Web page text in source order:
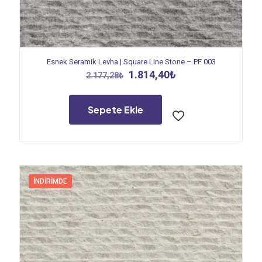
Esnek Seramik Levha | Square Line Stone – PF 003
2.177,28₺ Orijinal
2.177,28₺.
1.814,40₺
1.814,40₺.
Sepete Ekle
İNDIRIMDE